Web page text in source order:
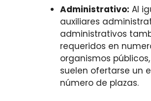
Administrativo: Al
auxiliares
administrativos
requeridos en
organismos
suelen ofertarse un
número de plazas.